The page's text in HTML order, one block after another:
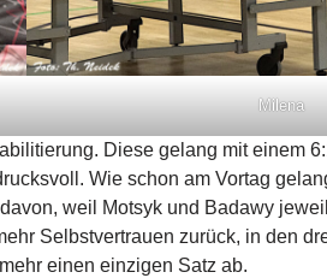
Milena
Diese gelang mit einem
Wie schon am Vortag
weil Motsyk und Badawy
Selbstvertrauen zurück, in den
einen einzigen Satz ab.